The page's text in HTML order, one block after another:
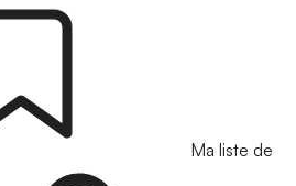
Ma liste de